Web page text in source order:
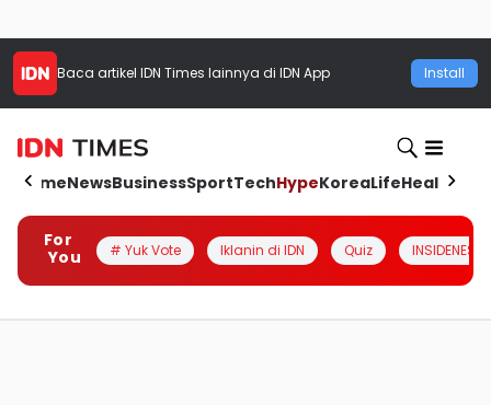
Baca artikel IDN Times lainnya di IDN App Install
HomeNewsBusinessSportTechHypeKoreaLifeHealth
For
You
# Yuk Vote Iklanin di IDN Quiz INSIDENESIA